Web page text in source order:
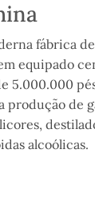
fábrica
equipado
5.000.000
produção de
alcoólicas.